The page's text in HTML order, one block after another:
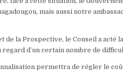
mais aussi notre
de la Prospective, le Conseil a acté la
d’un certain nombre de
permettra de régler le